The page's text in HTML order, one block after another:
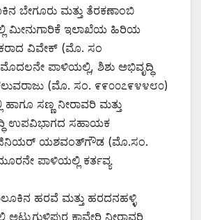
ಬೇಗೂರು ಮತ್ತು ತೆರಕಣಾಂಬಿ
ಮೀನುಗಾರಿಕೆ ಇಲಾಖೆಯ ಹಿರಿಯ
ವಿವೇಕ್ (ಮೊ. ಸಂ
ಪಾಳಿಯಲ್ಲಿ, ಶಿಶು ಅಭಿವೃದ್ಧಿ
(ಮೊ. ಸಂ. ೯೯೦೦೭೯೪೪೮೦)
ಸಣ್ಣ ನೀರಾವರಿ ಮತ್ತು
ಉಪವಿಭಾಗದ ಸಹಾಯಕ
ಯಶವಂತ್‌ಗೌಡ (ಮೊ.ಸಂ.
ಪಾಳಿಯಲ್ಲಿ ಕರ್ತವ್ಯ
ಹರವೆ ಮತ್ತು ಹರದನಹಳ್ಳಿ
ಕಾವೇರಿ ನೀರಾವರಿ